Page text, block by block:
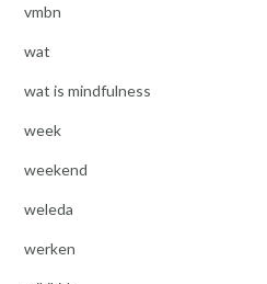
vmbn
wat
wat is mindfulness
week
weekend
weleda
werken